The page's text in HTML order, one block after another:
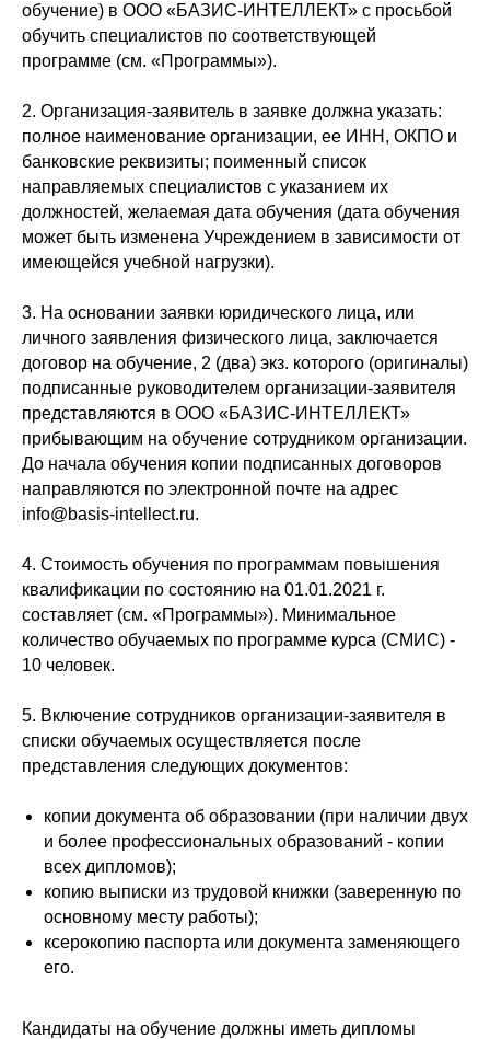
обучение) в ООО «БАЗИС-ИНТЕЛЛЕКТ» с просьбой
обучить специалистов по соответствующей
программе (см. «Программы»).
2. Организация-заявитель в заявке должна указать:
полное наименование организации, ее ИНН, ОКПО и
банковские реквизиты; поименный список
направляемых специалистов с указанием их
должностей, желаемая дата обучения (дата обучения
может быть изменена Учреждением в зависимости от
имеющейся учебной нагрузки).
3. На основании заявки юридического лица, или
личного заявления физического лица, заключается
договор на обучение, 2 (два) экз. которого (оригиналы)
подписанные руководителем организации-заявителя
представляются в ООО «БАЗИС-ИНТЕЛЛЕКТ»
прибывающим на обучение сотрудником организации.
До начала обучения копии подписанных договоров
направляются по электронной почте на адрес
info@basis-intellect.ru.
4. Стоимость обучения по программам повышения
квалификации по состоянию на 01.01.2021 г.
составляет (см. «Программы»). Минимальное
количество обучаемых по программе курса (СМИС) -
10 человек.
5. Включение сотрудников организации-заявителя в
списки обучаемых осуществляется после
представления следующих документов:
копии документа об образовании (при наличии двух
и более профессиональных образований - копии
всех дипломов);
копию выписки из трудовой книжки (заверенную по
основному месту работы);
ксерокопию паспорта или документа заменяющего
его.
Кандидаты на обучение должны иметь дипломы